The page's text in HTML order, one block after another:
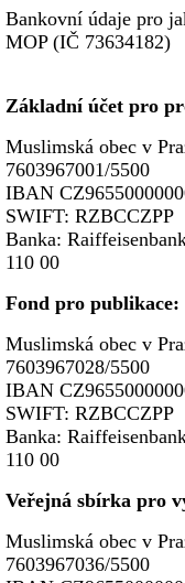
Bankovní údaje pro
MOP (IČ 73634182)
Základní účet pro
Muslimská obec v
7603967001/5500
IBAN
SWIFT: RZBCCZPP
Banka:
110 00
Fond pro publikace:
Muslimská obec v
7603967028/5500
IBAN
SWIFT: RZBCCZPP
Banka:
110 00
Veřejná sbírka pro
Muslimská obec v
7603967036/5500